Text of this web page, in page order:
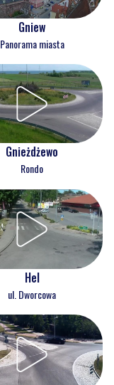
Gniew
Panorama miasta
Gnieżdżewo
Rondo
Hel
ul. Dworcowa